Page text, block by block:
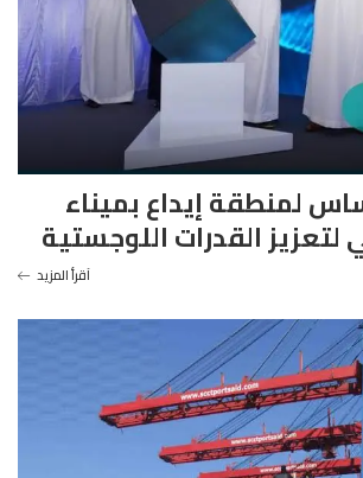
لمنطقة إيداع بميناء
القدرات اللوجستية
آقرأ المزيد